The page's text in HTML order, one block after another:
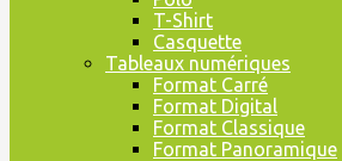
T-Shirt
Casquette
Tableaux numériques
Format Carré
Format Digital
Format Classique
Format Panoramique